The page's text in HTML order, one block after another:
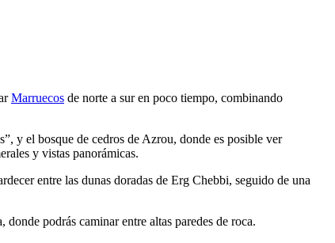
Marruecos de norte a sur en poco tiempo, combinando
y el bosque de cedros de Azrou, donde es posible ver
y vistas panorámicas.
entre las dunas doradas de Erg Chebbi, seguido de una
podrás caminar entre altas paredes de roca.